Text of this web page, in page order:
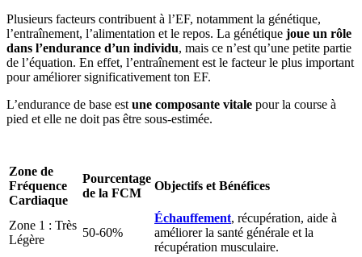
Plusieurs facteurs contribuent à l’EF, notamment la génétique,
l’entraînement, l’alimentation et le repos. La génétique joue un rôle
dans l’endurance d’un individu, mais ce n’est qu’une petite partie
de l’équation. En effet, l’entraînement est le facteur le plus important
pour améliorer significativement ton EF.
L’endurance de base est une composante vitale pour la course à
pied et elle ne doit pas être sous-estimée.
Zone de
Fréquence
Cardiaque
Pourcentage
de la FCM
Objectifs et Bénéfices
Zone 1 : Très
Légère
50-60%
Échauffement, récupération, aide à
améliorer la santé générale et la
récupération musculaire.